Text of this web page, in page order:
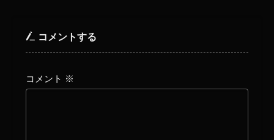
コメントする
コメント ※